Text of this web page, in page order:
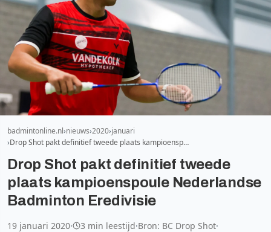
badmintonline.nl nieuws 2020 januari
Drop Shot pakt definitief tweede plaats kampioensp…
Drop Shot pakt definitief tweede
plaats kampioenspoule Nederlandse
Badminton Eredivisie
19 januari 2020· 3 min leestijd·Bron: BC Drop Shot·